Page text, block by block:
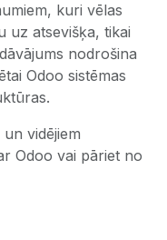
kuri vēlas
uz atsevišķa, tikai
nodrošina
Odoo sistēmas
vidējiem
Odoo vai pāriet no